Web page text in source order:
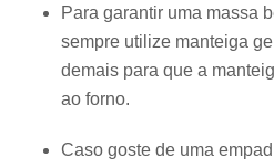
Para garantir uma massa
sempre utilize manteiga
demais para que a
ao forno.
Caso goste de uma